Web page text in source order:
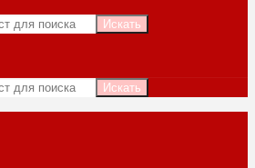
Искать
Искать